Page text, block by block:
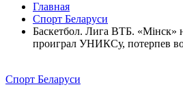
Главная
Спорт Беларуси
Баскетбол. Лига ВТБ. «Мiнск»
проиграл УНИКСу, потерпев
Спорт Беларуси